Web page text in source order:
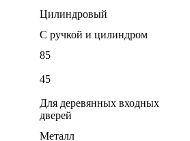
Цилиндровый
С ручкой и цилиндром
85
45
Для деревянных входных
дверей
Металл